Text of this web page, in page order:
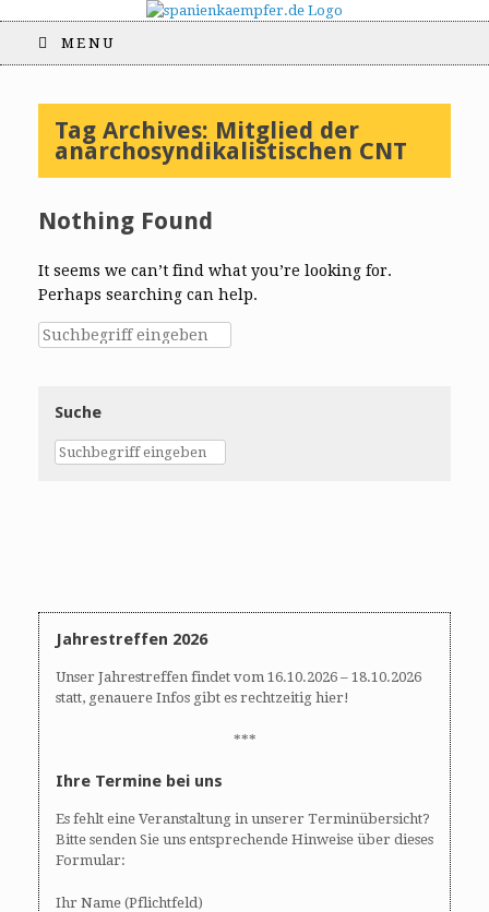
MENU
Tag Archives: Mitglied der
anarchosyndikalistischen CNT
Nothing Found
It seems we can’t find what you’re looking for.
Perhaps searching can help.
Suche
Jahrestreffen 2026
Unser Jahrestreffen findet vom 16.10.2026 – 18.10.2026
statt, genauere Infos gibt es rechtzeitig hier!
***
Ihre Termine bei uns
Es fehlt eine Veranstaltung in unserer Terminübersicht?
Bitte senden Sie uns entsprechende Hinweise über dieses
Formular:
Ihr Name (Pflichtfeld)